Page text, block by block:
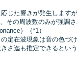
じた響きが発生します
その周波数のみが強調
）（*1）
定在波現象は音の色づ
さ迄も推定できるとい